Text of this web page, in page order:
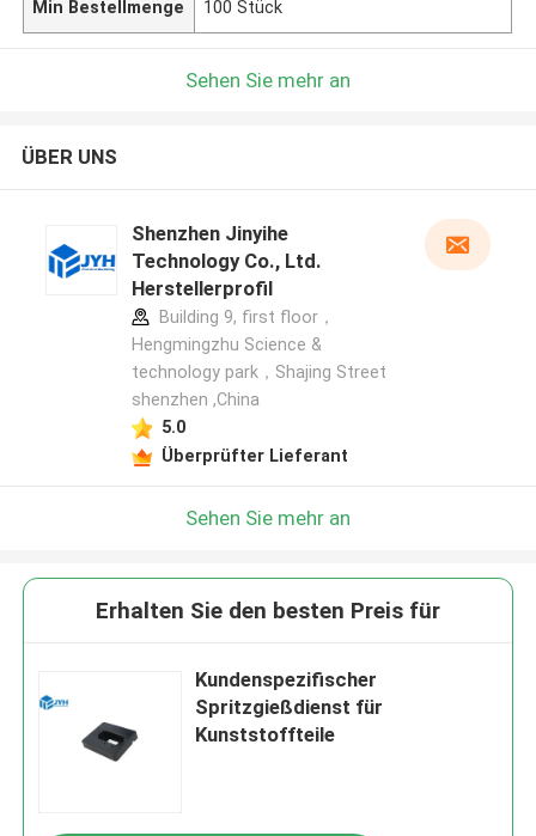
Min Bestellmenge 100 Stück
Sehen Sie mehr an
ÜBER UNS
Shenzhen Jinyihe
Technology Co., Ltd.
Herstellerprofil
Building 9, first floor，
Hengmingzhu Science &
technology park，Shajing Street
shenzhen ,China
5.0
Überprüfter Lieferant
Sehen Sie mehr an
Erhalten Sie den besten Preis für
Kundenspezifischer
Spritzgießdienst für
Kunststoffteile